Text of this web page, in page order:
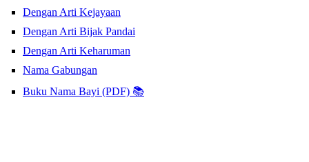
Dengan Arti Kejayaan
Dengan Arti Bijak Pandai
Dengan Arti Keharuman
Nama Gabungan
Buku Nama Bayi (PDF) 📚